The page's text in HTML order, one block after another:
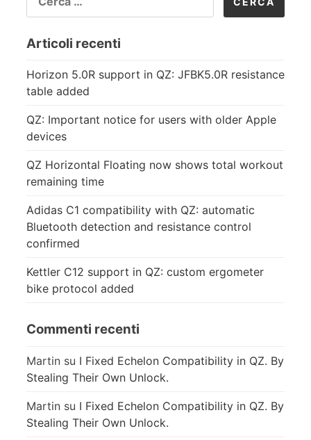
PER:
Articoli recenti
Horizon 5.0R support in QZ: JFBK5.0R resistance
table added
QZ: Important notice for users with older Apple
devices
QZ Horizontal Floating now shows total workout
remaining time
Adidas C1 compatibility with QZ: automatic
Bluetooth detection and resistance control
confirmed
Kettler C12 support in QZ: custom ergometer
bike protocol added
Commenti recenti
Martin su I Fixed Echelon Compatibility in QZ. By
Stealing Their Own Unlock.
Martin su I Fixed Echelon Compatibility in QZ. By
Stealing Their Own Unlock.